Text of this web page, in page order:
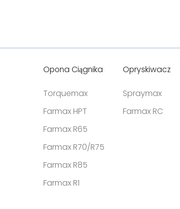
Opona Ciągnika
Torquemax
Farmax HPT
Farmax R65
Farmax R70/R75
Farmax R85
Farmax R1
Opryskiwacz
Spraymax
Farmax RC